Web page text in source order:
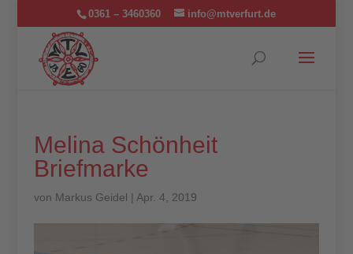
0361 – 3460360 info@mtverfurt.de
Melina Schönheit
Briefmarke
von Markus Geidel | Apr. 4, 2019